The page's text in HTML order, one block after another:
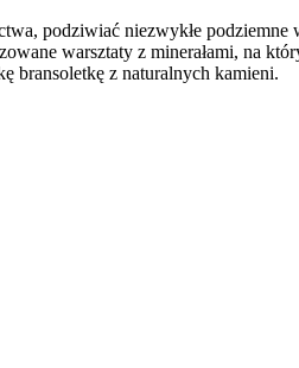
podziwiać niezwykłe podziemne
warsztaty z minerałami, na
bransoletkę z naturalnych kamieni.